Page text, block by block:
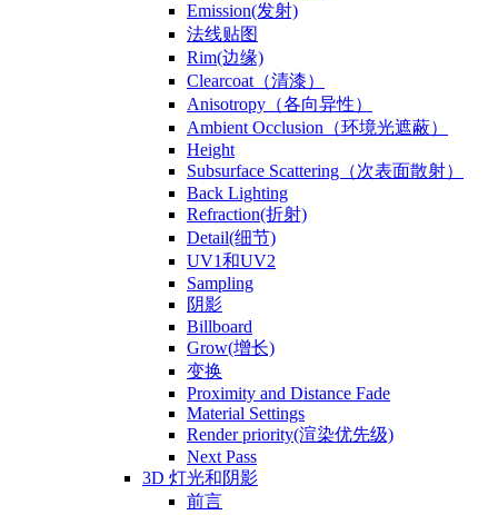
Emission(发射)
法线贴图
Rim(边缘)
Clearcoat（清漆）
Anisotropy（各向异性）
Ambient Occlusion（环境光遮蔽）
Height
Subsurface Scattering（次表面散射）
Back Lighting
Refraction(折射)
Detail(细节)
UV1和UV2
Sampling
阴影
Billboard
Grow(增长)
变换
Proximity and Distance Fade
Material Settings
Render priority(渲染优先级)
Next Pass
3D 灯光和阴影
前言